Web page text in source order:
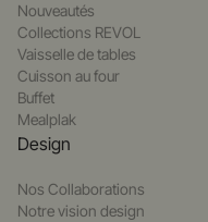
Nouveautés
Collections REVOL
Vaisselle de tables
Cuisson au four
Buffet
Mealplak
Design
Nos Collaborations
Notre vision design